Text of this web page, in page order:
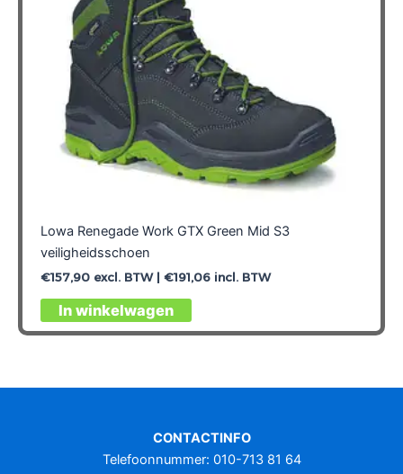
Lowa Renegade Work GTX Green Mid S3
veiligheidsschoen
€157,90excl. BTW | €191,06incl. BTW
In winkelwagen
Dit
product
variaties.
optie
CONTACTINFO
Telefoonnummer: 010-713 81 64